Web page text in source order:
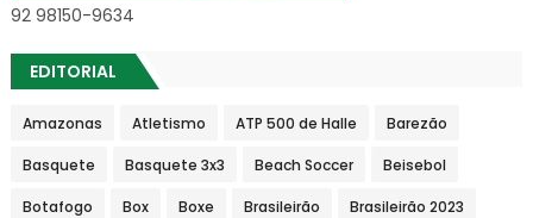
92 98150-9634
EDITORIAL
Amazonas Atletismo ATP 500 de Halle Barezão
Basquete Basquete 3x3 Beach Soccer Beisebol
Botafogo Box Boxe Brasileirão Brasileirão 2023